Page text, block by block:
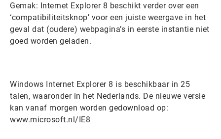
Gemak: Internet Explorer 8 beschikt verder over een
‘compatibiliteitsknop’ voor een juiste weergave in het
geval dat (oudere) webpagina’s in eerste instantie niet
goed worden geladen.
Windows Internet Explorer 8 is beschikbaar in 25
talen, waaronder in het Nederlands. De nieuwe versie
kan vanaf morgen worden gedownload op:
www.microsoft.nl/IE8